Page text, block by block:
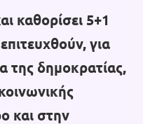
καθορίσει 5+1
για
της δημοκρατίας,
και στην